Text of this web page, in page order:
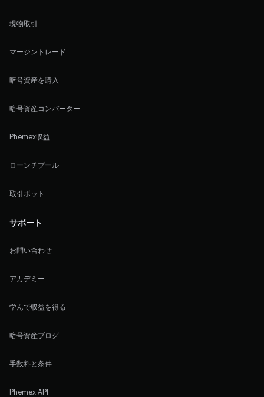
現物取引
マージントレード
暗号資産を購入
暗号資産コンバーター
Phemex収益
ローンチプール
取引ボット
サポート
お問い合わせ
アカデミー
学んで収益を得る
暗号資産ブログ
手数料と条件
Phemex API